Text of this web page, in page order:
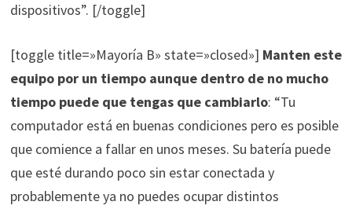
dispositivos”. [/toggle]
[toggle title=»Mayoría B» state=»closed»] Manten este
equipo por un tiempo aunque dentro de no mucho
tiempo puede que tengas que cambiarlo: “Tu
computador está en buenas condiciones pero es posible
que comience a fallar en unos meses. Su batería puede
que esté durando poco sin estar conectada y
probablemente ya no puedes ocupar distintos